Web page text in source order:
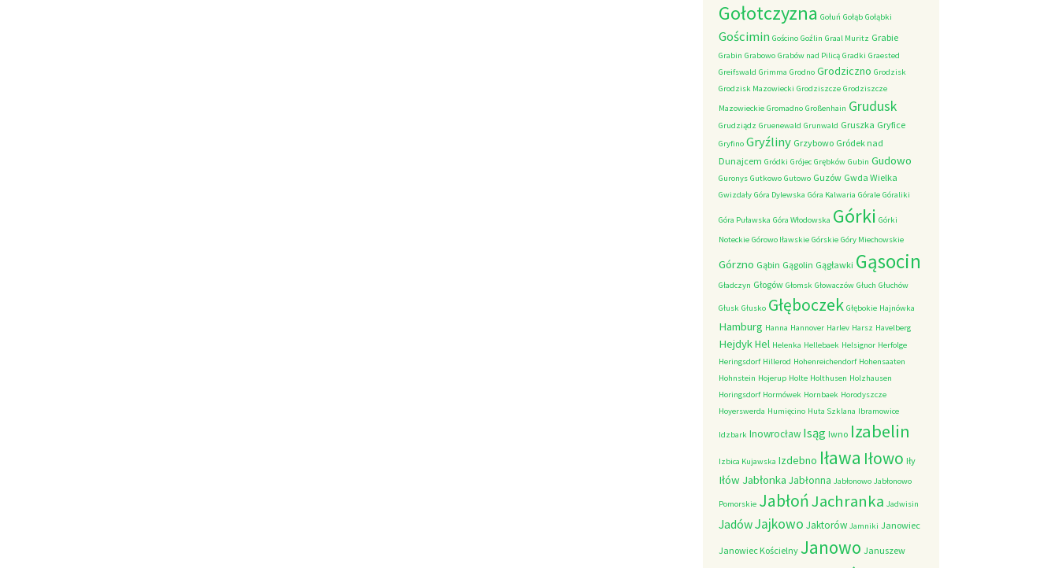
Gołotczyzna Gołuń Gołąb Gołąbki
Gościmin Gościno Goźlin Graal Muritz Grabie
Grabin Grabowo Grabów nad Pilicą Gradki Graested
Greifswald Grimma Grodno Grodziczno Grodzisk
Grodzisk Mazowiecki Grodziszcze Grodziszcze
Mazowieckie Gromadno Großenhain Grudusk
Grudziądz Gruenewald Grunwald Gruszka Gryfice
Gryfino Gryźliny Grzybowo Gródek nad
Dunajcem Gródki Grójec Grębków Gubin Gudowo
Guronys Gutkowo Gutowo Guzów Gwda Wielka
Gwizdały Góra Dylewska Góra Kalwaria Górale Góraliki
Góra Puławska Góra Włodowska Górki Górki
Noteckie Górowo Iławskie Górskie Góry Miechowskie
Górzno Gąbin Gągolin Gągławki Gąsocin
Gładczyn Głogów Głomsk Głowaczów Głuch Głuchów
Głusk Głusko Głęboczek Głębokie Hajnówka
Hamburg Hanna Hannover Harlev Harsz Havelberg
HejdykHel Helenka Hellebaek Helsignor Herfolge
Heringsdorf Hillerod Hohenreichendorf Hohensaaten
Hohnstein Hojerup Holte Holthusen Holzhausen
Horingsdorf Hormówek Hornbaek Horodyszcze
Hoyerswerda Humięcino Huta Szklana Ibramowice
Idzbark Inowrocław Isąg Iwno Izabelin
Izbica Kujawska Izdebno Iława Iłowo Iły
Iłów Jabłonka Jabłonna Jabłonowo Jabłonowo
Pomorskie JabłońJachranka Jadwisin
JadówJajkowo Jaktorów Jamniki Janowiec
Janowiec Kościelny Janowo Januszew